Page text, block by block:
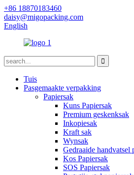
+86 18870183460
daisy@migopacking.com
English
Tuis
Pasgemaakte verpakking
Papiersak
Kuns Papiersak
Premium geskenksak
Inkopiesak
Kraft sak
Wynsak
Gedraaide handvatsel
Kos Papiersak
SOS Papiersak